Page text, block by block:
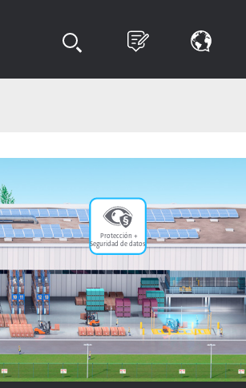
Protección +
Seguridad de datos